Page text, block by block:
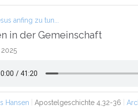
anfing zu tun...
in der Gemeinschaft
2025
Hansen Apostelgeschichte 4,32-36